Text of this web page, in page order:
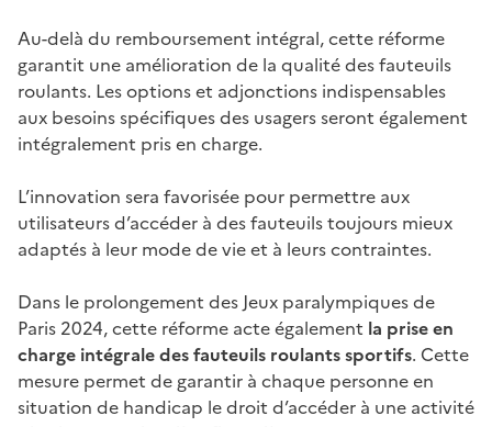
Au-delà du remboursement intégral, cette réforme
garantit une amélioration de la qualité des fauteuils
roulants. Les options et adjonctions indispensables
aux besoins spécifiques des usagers seront également
intégralement pris en charge.
L’innovation sera favorisée pour permettre aux
utilisateurs d’accéder à des fauteuils toujours mieux
adaptés à leur mode de vie et à leurs contraintes.
Dans le prolongement des Jeux paralympiques de
Paris 2024, cette réforme acte également la prise en
charge intégrale des fauteuils roulants sportifs. Cette
mesure permet de garantir à chaque personne en
situation de handicap le droit d’accéder à une activité